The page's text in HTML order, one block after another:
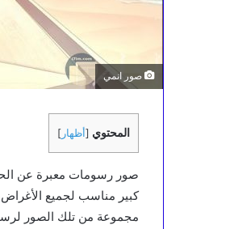
صور انمي
المحتوي [أظهار ]
صور رسومات معبرة عن
كبير مناسب لجميع